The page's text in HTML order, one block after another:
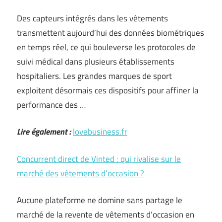
Des capteurs intégrés dans les vêtements
transmettent aujourd’hui des données biométriques
en temps réel, ce qui bouleverse les protocoles de
suivi médical dans plusieurs établissements
hospitaliers. Les grandes marques de sport
exploitent désormais ces dispositifs pour affiner la
performance des …
Lire également :lovebusiness.fr
Concurrent direct de Vinted : qui rivalise sur le
marché des vêtements d’occasion ?
Aucune plateforme ne domine sans partage le
marché de la revente de vêtements d’occasion en